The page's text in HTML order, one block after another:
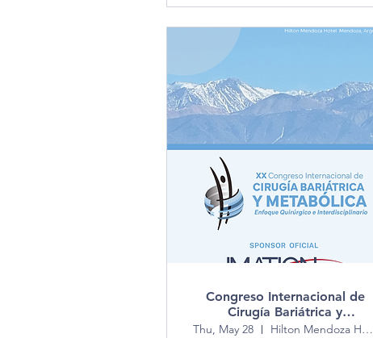
Congreso Internacional de
Cirugía Bariátrica y
Metabólica
Thu, May 28 Hilton Mendoza Hotel